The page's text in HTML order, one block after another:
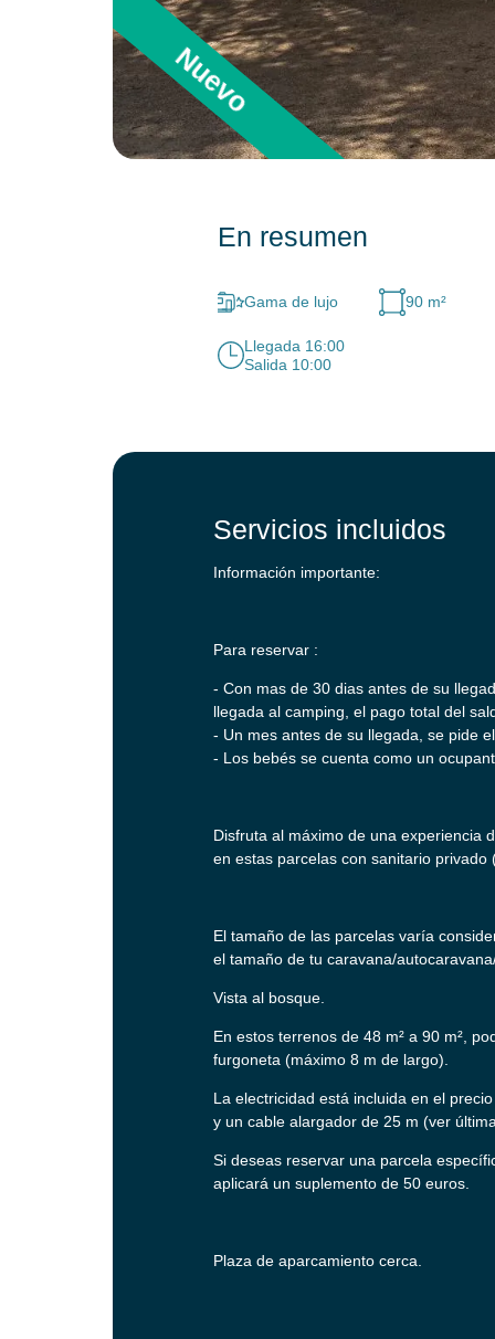
Nuevo
En resumen
Gama de lujo 90 m²
Llegada 16:00
Salida 10:00
Servicios incluidos
Información importante:
Para reservar :
- Con mas de 30 dias antes de su
llegada al camping, el pago total del
- Un mes antes de su llegada, se pide
- Los bebés se cuenta como un
Disfruta al máximo de una experiencia
en estas parcelas con sanitario
El tamaño de las parcelas varía
el tamaño de tu caravana/
Vista al bosque.
En estos terrenos de 48 m² a 90 m²,
furgoneta (máximo 8 m de largo).
La electricidad está incluida en el
y un cable alargador de 25 m (ver
Si deseas reservar una parcela
aplicará un suplemento de 50 euros.
Plaza de aparcamiento cerca.